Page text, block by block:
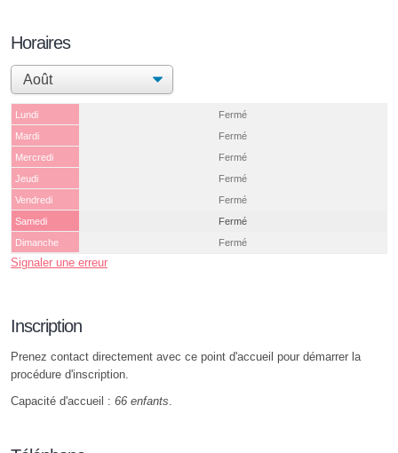
Horaires
Lundi
Fermé
Mardi
Fermé
Mercredi
Fermé
Jeudi
Fermé
Vendredi
Fermé
Samedi
Fermé
Dimanche
Fermé
Signaler une erreur
Inscription
Prenez contact directement avec ce point d'accueil pour démarrer la
procédure d'inscription.
Capacité d'accueil : 66 enfants.